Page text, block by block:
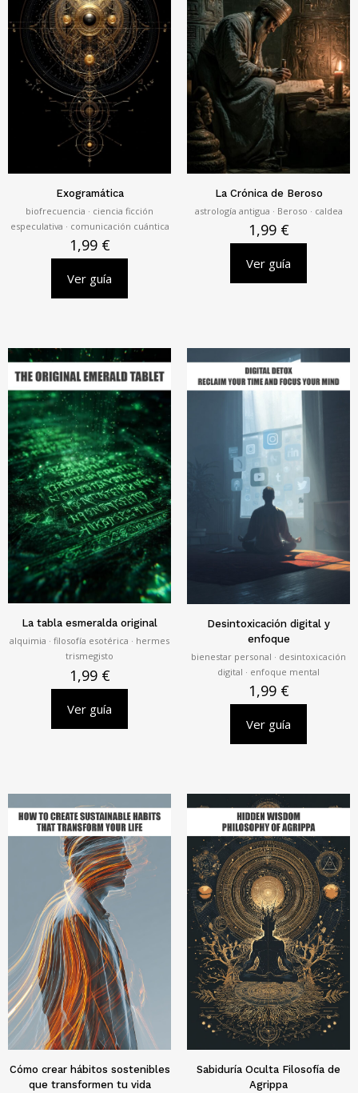
Exogramática
biofrecuencia · ciencia ficción
especulativa · comunicación cuántica
1,99 €
Ver guía
La Crónica de Beroso
astrología antigua · Beroso · caldea
1,99 €
Ver guía
La tabla esmeralda original
alquimia · filosofía esotérica · hermes
trismegisto
1,99 €
Ver guía
Desintoxicación digital y
enfoque
bienestar personal · desintoxicación
digital · enfoque mental
1,99 €
Ver guía
Cómo crear hábitos sostenibles
que transformen tu vida
Sabiduría Oculta Filosofía de
Agrippa